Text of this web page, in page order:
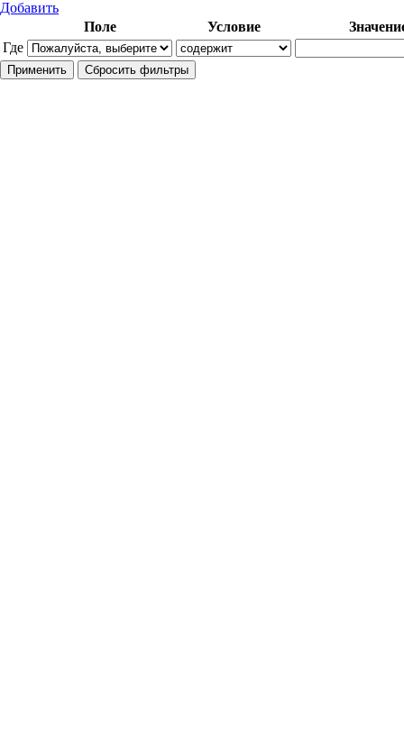
Добавить
Где
Поле Условие